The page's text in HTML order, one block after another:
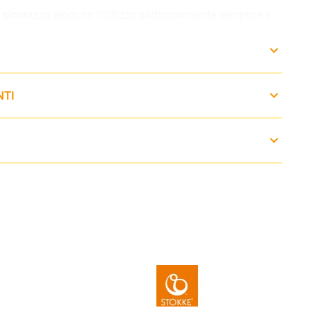
100% riciclato
scelta attenta anche dal punto di vista ambientale.
innovazione e praticità.